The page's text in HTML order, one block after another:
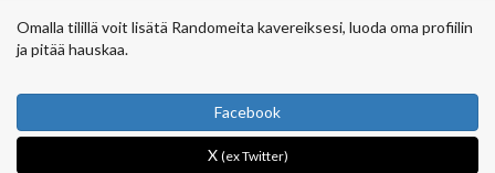
Omalla tilillä voit lisätä Randomeita kavereiksesi, luoda oma profiilin
ja pitää hauskaa.
Facebook
X (ex Twitter)